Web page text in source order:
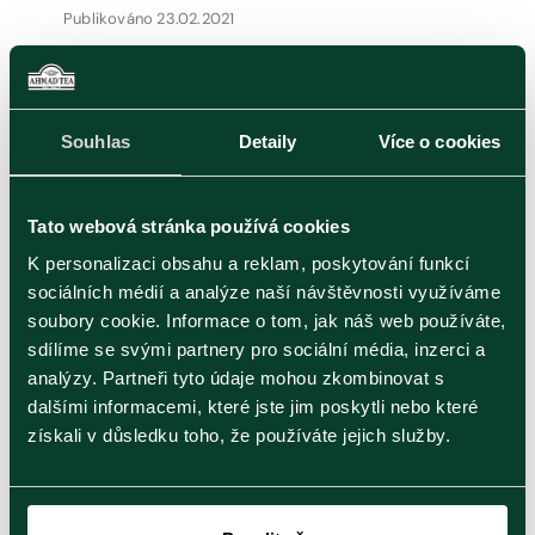
Souhlas Detaily Více o cookies
Tato webová stránka používá cookies
K personalizaci obsahu a reklam, poskytování funkcí
sociálních médií a analýze naší návštěvnosti využíváme
soubory cookie. Informace o tom, jak náš web používáte,
sdílíme se svými partnery pro sociální média, inzerci a
analýzy. Partneři tyto údaje mohou zkombinovat s
dalšími informacemi, které jste jim poskytli nebo které
získali v důsledku toho, že používáte jejich služby.
Publikováno 23.02.2021
Jak vyhrát boj s únavou?
Čím bojujete proti únavě? Máte nějaké rituály,
které vám pomáhají…
Zobrazit článek
Funkční čaje